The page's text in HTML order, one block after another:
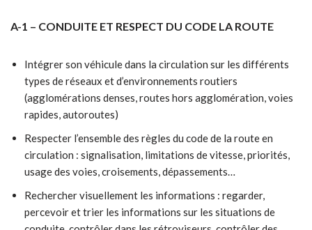
A-1 – CONDUITE ET RESPECT DU CODE LA ROUTE
Intégrer son véhicule dans la circulation sur les différents
types de réseaux et d’environnements routiers
(agglomérations denses, routes hors agglomération, voies
rapides, autoroutes)
Respecter l’ensemble des règles du code de la route en
circulation : signalisation, limitations de vitesse, priorités,
usage des voies, croisements, dépassements…
Rechercher visuellement les informations : regarder,
percevoir et trier les informations sur les situations de